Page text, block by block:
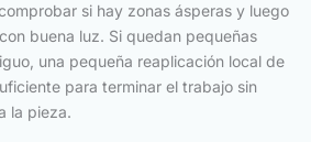
si hay zonas ásperas y luego
buena luz. Si quedan pequeñas
una pequeña reaplicación local de
para terminar el trabajo sin
la pieza.